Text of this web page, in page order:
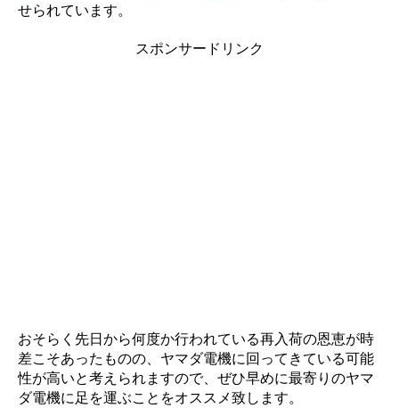
せられています。
スポンサードリンク
おそらく先日から何度か行われている再入荷の恩恵が時
差こそあったものの、ヤマダ電機に回ってきている可能
性が高いと考えられますので、ぜひ早めに最寄りのヤマ
ダ電機に足を運ぶことをオススメ致します。